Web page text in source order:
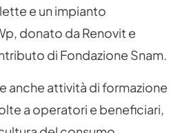
e un impianto
donato da Renovit e
di Fondazione Snam.
anche attività di formazione
a operatori e beneficiari,